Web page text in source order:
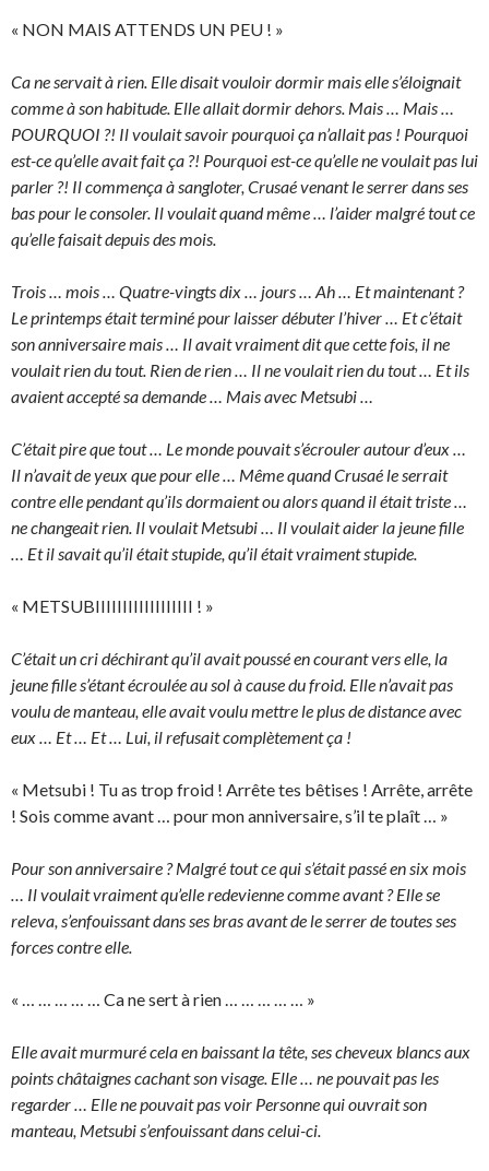
« NON MAIS ATTENDS UN PEU ! »
Ca ne servait à rien. Elle disait vouloir dormir mais elle s’éloignait
comme à son habitude. Elle allait dormir dehors. Mais … Mais …
POURQUOI ?! Il voulait savoir pourquoi ça n’allait pas ! Pourquoi
est-ce qu’elle avait fait ça ?! Pourquoi est-ce qu’elle ne voulait pas lui
parler ?! Il commença à sangloter, Crusaé venant le serrer dans ses
bas pour le consoler. Il voulait quand même … l’aider malgré tout ce
qu’elle faisait depuis des mois.
Trois … mois … Quatre-vingts dix … jours … Ah … Et maintenant ?
Le printemps était terminé pour laisser débuter l’hiver … Et c’était
son anniversaire mais … Il avait vraiment dit que cette fois, il ne
voulait rien du tout. Rien de rien … Il ne voulait rien du tout … Et ils
avaient accepté sa demande … Mais avec Metsubi …
C’était pire que tout … Le monde pouvait s’écrouler autour d’eux …
Il n’avait de yeux que pour elle … Même quand Crusaé le serrait
contre elle pendant qu’ils dormaient ou alors quand il était triste …
ne changeait rien. Il voulait Metsubi … Il voulait aider la jeune fille
… Et il savait qu’il était stupide, qu’il était vraiment stupide.
« METSUBIIIIIIIIIIIIIIIIII ! »
C’était un cri déchirant qu’il avait poussé en courant vers elle, la
jeune fille s’étant écroulée au sol à cause du froid. Elle n’avait pas
voulu de manteau, elle avait voulu mettre le plus de distance avec
eux … Et … Et … Lui, il refusait complètement ça !
« Metsubi ! Tu as trop froid ! Arrête tes bêtises ! Arrête, arrête
! Sois comme avant … pour mon anniversaire, s’il te plaît … »
Pour son anniversaire ? Malgré tout ce qui s’était passé en six mois
… Il voulait vraiment qu’elle redevienne comme avant ? Elle se
releva, s’enfouissant dans ses bras avant de le serrer de toutes ses
forces contre elle.
« … … … … … Ca ne sert à rien … … … … … »
Elle avait murmuré cela en baissant la tête, ses cheveux blancs aux
points châtaignes cachant son visage. Elle … ne pouvait pas les
regarder … Elle ne pouvait pas voir Personne qui ouvrait son
manteau, Metsubi s’enfouissant dans celui-ci.